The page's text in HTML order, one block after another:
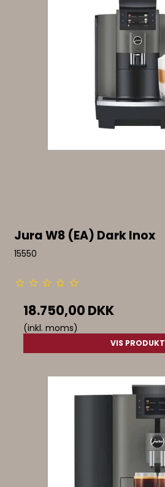
Jura W8 (EA) Dark Inox
15550
18.750,00 DKK
(inkl. moms)
VIS PRODUKT